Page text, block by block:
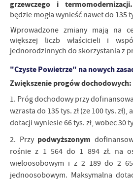
grzewczego i termomodernizacji.
będzie mogła wynieść nawet do 135
Wprowadzone zmiany mają na
większej liczb właścicieli i
jednorodzinnych do skorzystania z
"Czyste Powietrze" na nowych
Zwiększenie progów dochodowych:
1. Próg dochodowy przy
wzrasta do 135 tys. zł (ze 100 tys.
dotacji wyniesie 66 tys. zł, wobec 30
2. Przy podwyższonym
rośnie z 1 564 do 1 894 zł. na
wieloosobowym i z 2 189 do 2
jednoosobowym. Maksymalna